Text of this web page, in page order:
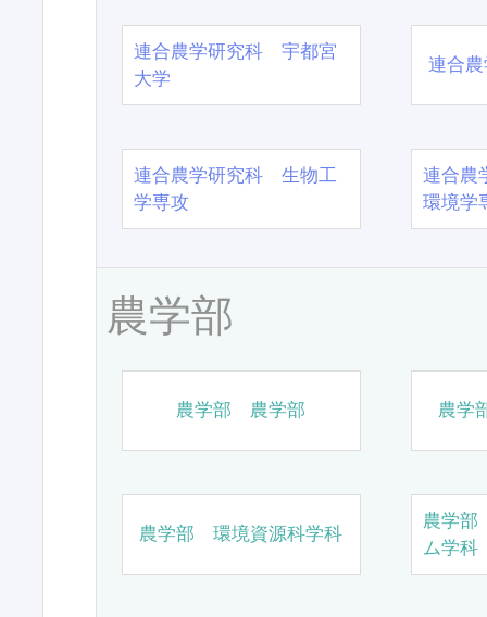
連合農学研究科 宇都宮
大学
連合
連合農学研究科 生物工
学専攻
連合農
環境学
農学部
農学部 農学部 農学
農学部 環境資源科学科
農学
ム学科